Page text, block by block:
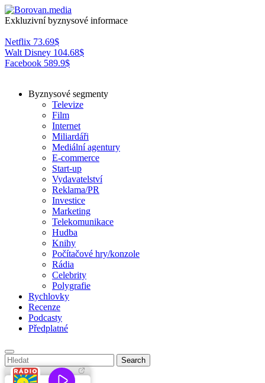
Exkluzivní byznysové informace
Netflix 73.69$
Walt Disney 104.68$
Facebook 589.9$
Byznysové segmenty
Televize
Film
Internet
Miliardáři
Mediální agentury
E-commerce
Start-up
Vydavatelství
Reklama/PR
Investice
Marketing
Telekomunikace
Hudba
Knihy
Počítačové hry/konzole
Rádia
Celebrity
Polygrafie
Rychlovky
Recenze
Podcasty
Předplatné